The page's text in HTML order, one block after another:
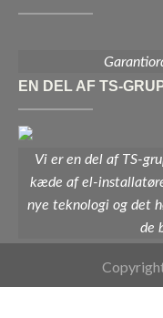
EN DEL AF TS-
Vi er en del af TS-
kæde af el-
nye teknologi og det
de